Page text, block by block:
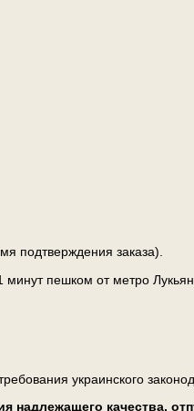
подтверждения заказа).
минут пешком от метро
украинского
надлежащего качества,